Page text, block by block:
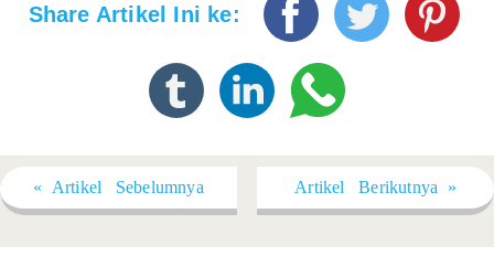
Share Artikel Ini ke:
« Artikel Sebelumnya Artikel Berikutnya »